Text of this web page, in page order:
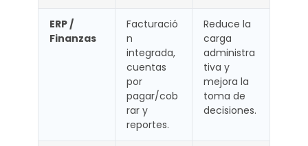
ERP /
Finanzas
Facturació
n
integrada,
cuentas
por
pagar/cob
rar y
reportes.
Reduce la
carga
administra
tiva y
mejora la
toma de
decisiones.